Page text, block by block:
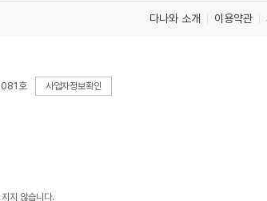
다나와 소개 이용약관
호 사업자정보확인
지 않습니다.